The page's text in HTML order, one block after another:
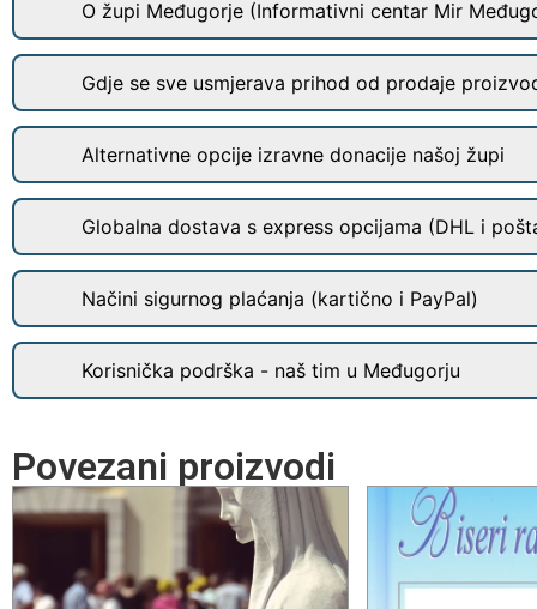
O župi Međugorje (Informativni centar Mir
Gdje se sve usmjerava prihod od prodaje
Alternativne opcije izravne donacije našoj župi
Globalna dostava s express opcijama (DHL i
Načini sigurnog plaćanja (kartično i PayPal)
Korisnička podrška - naš tim u Međugorju
Povezani proizvodi